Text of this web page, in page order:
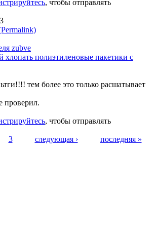
, чтобы отправлять
хлопать полиэтиленовые пакетики с
тем более это только расшатывает
проверил.
, чтобы отправлять
3 следующая › последняя »